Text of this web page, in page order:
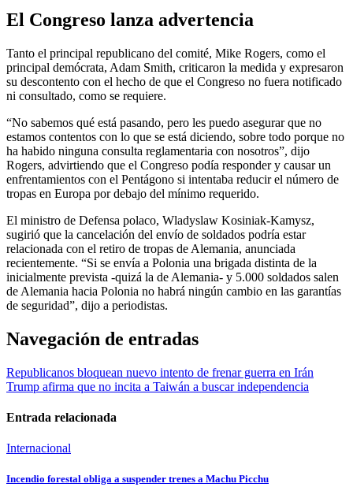
El Congreso lanza advertencia
Tanto el principal republicano del comité, Mike Rogers, como el
principal demócrata, Adam Smith, criticaron la medida y expresaron
su descontento con el hecho de que el Congreso no fuera notificado
ni consultado, como se requiere.
“No sabemos qué está pasando, pero les puedo asegurar que no
estamos contentos con lo que se está diciendo, sobre todo porque no
ha habido ninguna consulta reglamentaria con nosotros”, dijo
Rogers, advirtiendo que el Congreso podía responder y causar un
enfrentamientos con el Pentágono si intentaba reducir el número de
tropas en Europa por debajo del mínimo requerido.
El ministro de Defensa polaco, Wladyslaw Kosiniak-Kamysz,
sugirió que la cancelación del envío de soldados podría estar
relacionada con el retiro de tropas de Alemania, anunciada
recientemente. “Si se envía a Polonia una brigada distinta de la
inicialmente prevista -quizá la de Alemania- y 5.000 soldados salen
de Alemania hacia Polonia no habrá ningún cambio en las garantías
de seguridad”, dijo a periodistas.
Navegación de entradas
Republicanos bloquean nuevo intento de frenar guerra en Irán
Trump afirma que no incita a Taiwán a buscar independencia
Entrada relacionada
Internacional
Incendio forestal obliga a suspender trenes a Machu Picchu